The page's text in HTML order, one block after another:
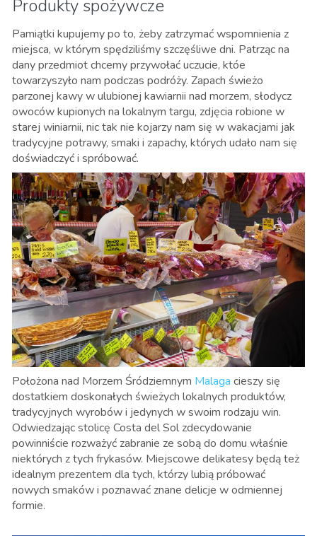
Produkty spożywcze
Pamiątki kupujemy po to, żeby zatrzymać wspomnienia z
miejsca, w którym spędziliśmy szczęśliwe dni. Patrząc na
dany przedmiot chcemy przywołać uczucie, któe
towarzyszyło nam podczas podróży. Zapach świeżo
parzonej kawy w ulubionej kawiarnii nad morzem, słodycz
owoców kupionych na lokalnym targu, zdjęcia robione w
starej winiarnii, nic tak nie kojarzy nam się w wakacjami jak
tradycyjne potrawy, smaki i zapachy, których udało nam się
doświadczyć i spróbować.
Położona nad Morzem Śródziemnym Malaga cieszy się
dostatkiem doskonałych świeżych lokalnych produktów,
tradycyjnych wyrobów i jedynych w swoim rodzaju win.
Odwiedzając stolicę Costa del Sol zdecydowanie
powinniście rozważyć zabranie ze sobą do domu właśnie
niektórych z tych frykasów. Miejscowe delikatesy będą też
idealnym prezentem dla tych, którzy lubią próbować
nowych smaków i poznawać znane delicje w odmiennej
formie.